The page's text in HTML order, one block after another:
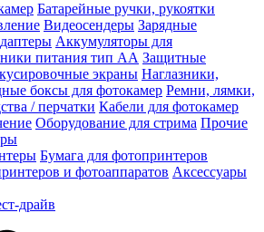
Батарейные ручки, рукоятки
Видеосендеры Зарядные
Аккумуляторы для
питания тип АА Защитные
экраны Наглазники,
боксы для фотокамер Ремни, лямки,
/ перчатки Кабели для фотокамер
Оборудование для стрима Прочие
Бумага для фотопринтеров
и фотоаппаратов Аксессуары
драйв